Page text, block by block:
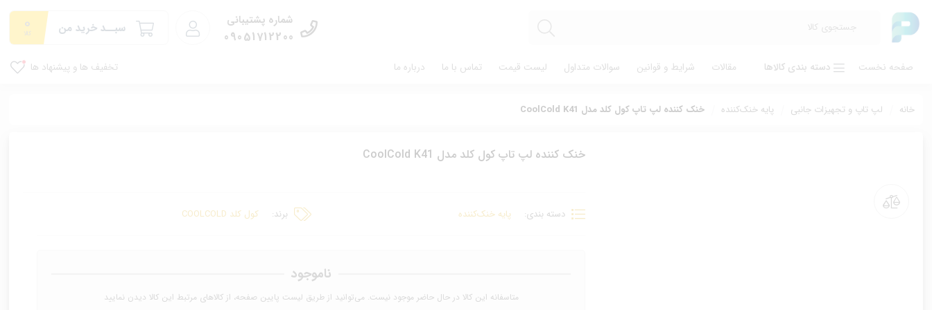
شماره پشتیبانی
09051712200 سبــد خرید من 0
صفحه نخست دسته بندی کالاها مقالات شرایط و قوانین سوالات متداول لیست قیمت تماس با ما درباره ما تخفیف ها و پیشنهاد ها
خانه لپ تاپ و تجهیزات جانبی پایه خنک‌‌کننده خنک کننده لپ تاپ کول کلد مدل CoolCold K41
خنک کننده لپ تاپ کول کلد مدل CoolCold K41
دسته بندی: پایه خنک‌‌کننده برند: کول کلد COOLCOLD
ناموجود
متاسفانه این کالا در حال حاضر موجود نیست. می‌توانید از طریق لیست پایین صفحه، از کالاهای مرتبط این کالا دیدن نمایید